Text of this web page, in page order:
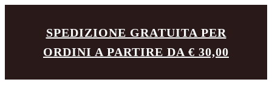
contenuto
SPEDIZIONE GRATUITA PER
ORDINI A PARTIRE DA € 30,00